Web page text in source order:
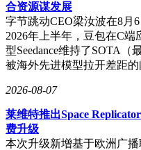
合资源谋发展
字节跳动CEO梁汝波在8月
2026年上半年，豆包在C
型Seedance维持了SOTA
被海外先进模型拉开差距
2026-08-07
莱维特推出Space
费升级
本次升级新增基于欧洲广